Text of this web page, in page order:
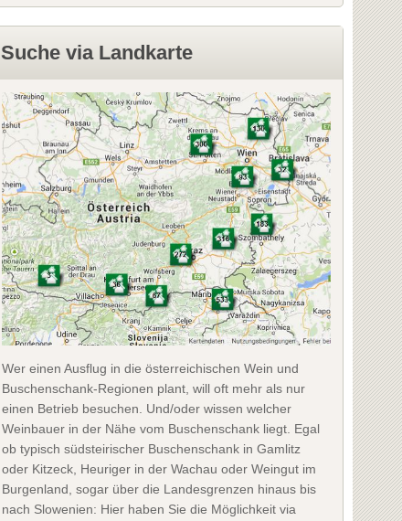
Suche via Landkarte
Wer einen Ausflug in die österreichischen Wein und
Buschenschank-Regionen plant, will oft mehr als nur
einen Betrieb besuchen. Und/oder wissen welcher
Weinbauer in der Nähe vom Buschenschank liegt. Egal
ob typisch südsteirischer Buschenschank in Gamlitz
oder Kitzeck, Heuriger in der Wachau oder Weingut im
Burgenland, sogar über die Landesgrenzen hinaus bis
nach Slowenien: Hier haben Sie die Möglichkeit via